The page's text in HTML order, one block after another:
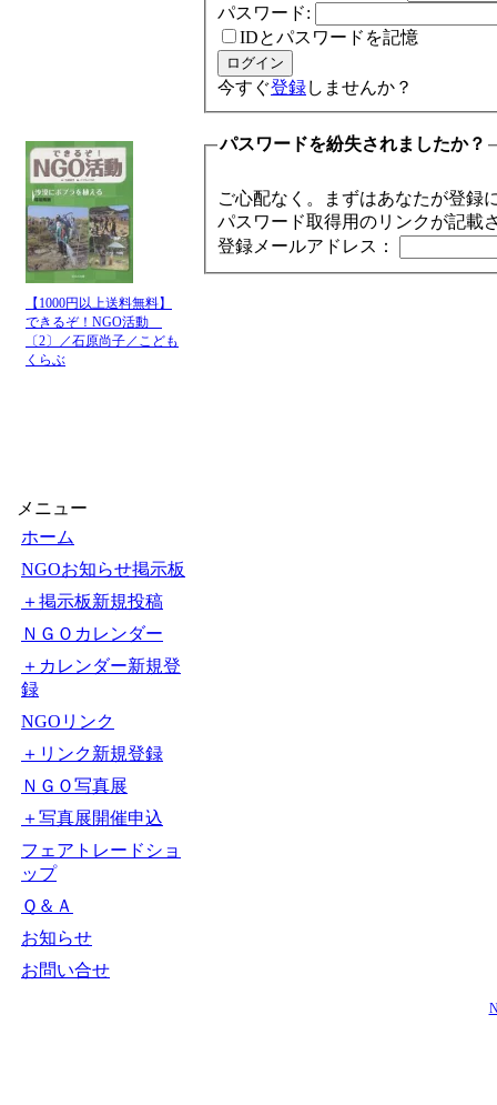
【1000円以上送料無料】
できるぞ！NGO活動
〔2〕／石原尚子／こども
くらぶ
メニュー
ホーム
NGOお知らせ掲示板
＋掲示板新規投稿
ＮＧＯカレンダー
＋カレンダー新規登
録
NGOリンク
＋リンク新規登録
ＮＧＯ写真展
＋写真展開催申込
フェアトレードショ
ップ
Ｑ＆Ａ
お知らせ
お問い合せ
パスワード:
IDとパスワードを記憶
今すぐ登録しませんか？
パスワードを紛失されましたか？
ご心配なく。まずはあなたが登録
パスワード取得用のリンクが記載
登録メールアドレス：